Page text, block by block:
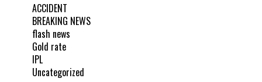
ACCIDENT
BREAKING NEWS
flash news
Gold rate
IPL
Uncategorized